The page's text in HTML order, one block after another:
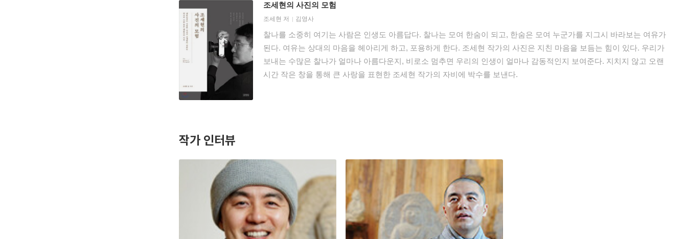
조세현의 사진의 모험
조세현 저 김영사
찰나를 소중히 여기는 사람은 인생도 아름답다. 찰나는 모여 한숨이 되고, 한숨은 모여 누군가를 지그시 바라보는 여유가
된다. 여유는 상대의 마음을 헤아리게 하고, 포용하게 한다. 조세현 작가의 사진은 지친 마음을 보듬는 힘이 있다. 우리가
보내는 수많은 찰나가 얼마나 아름다운지, 비로소 멈추면 우리의 인생이 얼마나 감동적인지 보여준다. 지치지 않고 오랜
시간 작은 창을 통해 큰 사랑을 표현한 조세현 작가의 자비에 박수를 보낸다.
작가 인터뷰